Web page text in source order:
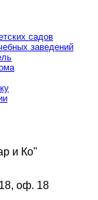
садов
заведений
и Ко"
оф. 18